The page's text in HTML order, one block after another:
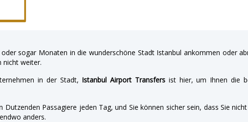
sogar Monaten in die wunderschöne Stadt Istanbul ankommen oder
nicht weiter.
in der Stadt, Istanbul Airport Transfersist hier, um Ihnen die
Passagiere jeden Tag, und Sie können sicher sein, dass Sie
anders.